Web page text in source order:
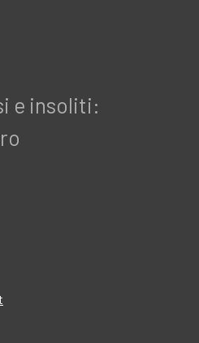
e insoliti: